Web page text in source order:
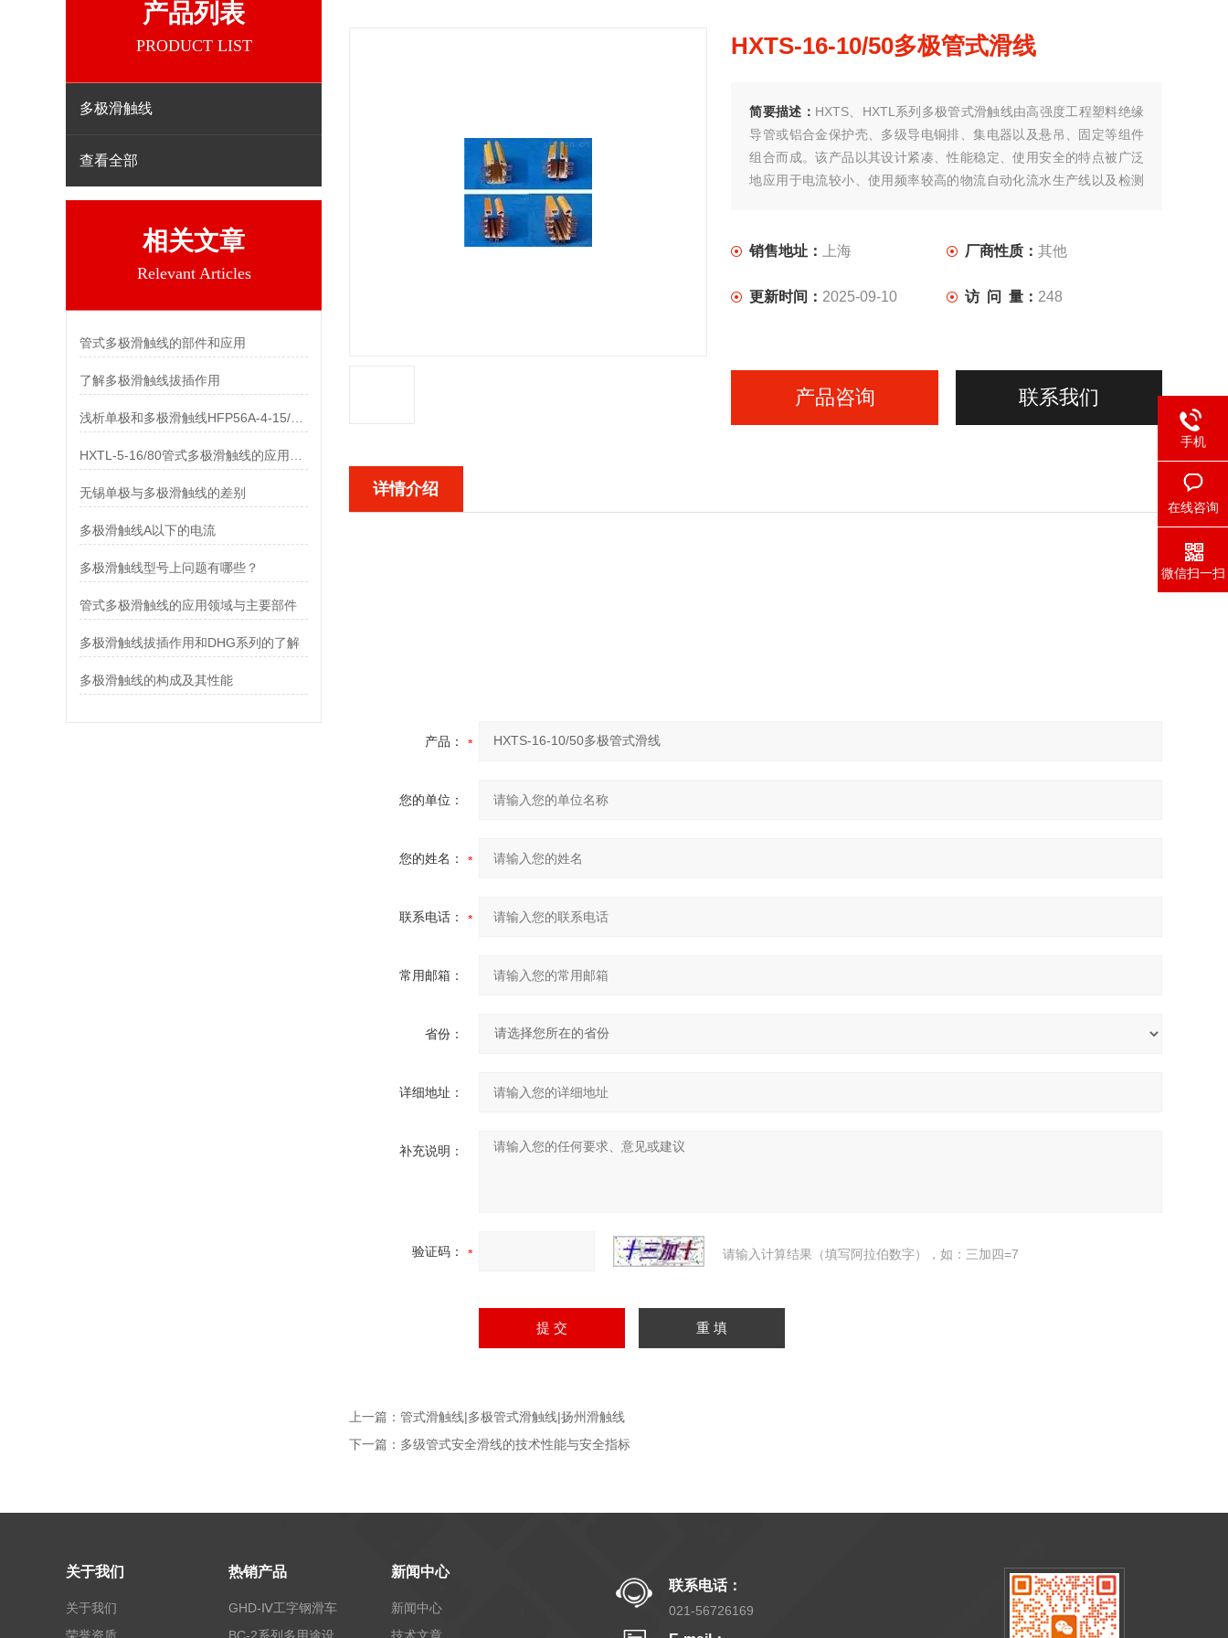
产品列表
PRODUCT LIST
多极滑触线
查看全部
相关文章
Relevant Articles
管式多极滑触线的部件和应用
了解多极滑触线拔插作用
浅析单极和多极滑触线HFP56A-4-15/80的差异
无锡单极与多极滑触线的差别
多极滑触线A以下的电流
多极滑触线型号上问题有哪些？
管式多极滑触线的应用领域与主要部件
多极滑触线拔插作用和DHG系列的了解
多极滑触线的构成及其性能
HXTS-16-10/50多极管式滑线
简要描述： HXTS、HXTL系列多极管式滑触线由高强度工程塑料绝缘
导管或铝合金保护壳、多级导电铜排、集电器以及悬吊、固定等组件
组合而成。该产品以其设计紧凑、性能稳定、使用安全的特点被广泛
地应用于电流较小、使用频率较高的物流自动化流水生产线以及检测
销售地址： 上海 厂商性质：其他
更新时间： 2025-09-10 访 问 量： 248
产品咨询 联系我们
详情介绍
产品：
您的单位：
您的姓名：
联系电话：
常用邮箱：
省份：
详细地址：
补充说明：
验证码： 请输入计算结果（填写阿拉伯数字），如：三加四=7
上一篇： 管式滑触线|多极管式滑触线|扬州滑触线
下一篇： 多级管式安全滑线的技术性能与安全指标
关于我们
关于我们
热销产品
GHD-Ⅳ工字钢滑车
新闻中心
新闻中心
联系电话：
021-56726169
手机
在线咨询
微信扫一扫